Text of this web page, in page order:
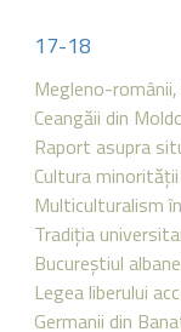
17-18
Megleno-
Ceangăii din
Raport asupra
Cultura
Multiculturalism
Tradiţia
Bucureştiul
Legea liberului
Germanii din